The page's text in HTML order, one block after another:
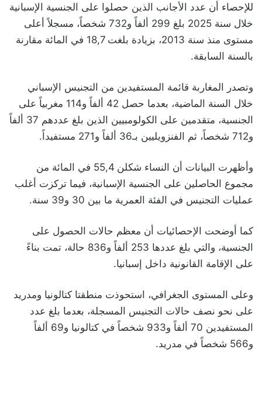
للإحصاء أن عدد الأجانب الذين حصلوا على الجنسية الإسبانية
خلال سنة 2025 بلغ 299 ألفاً و732 شخصاً، مسجلاً أعلى
مستوى منذ سنة 2013، بزيادة بلغت 18,7 في المائة مقارنة
بالسنة السابقة.
وتصدر المغاربة قائمة المستفيدين من التجنيس الإسباني
خلال السنة الماضية، بعدما حصل 42 ألفاً و114 مغربياً على
الجنسية، متقدمين على الكولومبيين الذين بلغ عددهم 37 ألفاً
و712 شخصاً، ثم الفنزويليين بـ36 ألفاً و271 مستفيداً.
وأظهرت البيانات أن النساء شكلن 55,4 في المائة من
مجموع الحاصلين على الجنسية الإسبانية، فيما تركزت أغلب
عمليات التجنيس في الفئة العمرية ما بين 30 و39 سنة.
كما أوضحت الإحصائيات أن معظم حالات الحصول على
الجنسية، والتي بلغ عددها 253 ألفاً و836 حالة، تمت بناءً
على الإقامة القانونية داخل إسبانيا.
وعلى المستوى الجغرافي، استحوذت منطقتا كتالونيا ومدريد
على نحو نصف حالات التجنيس المسجلة، بعدما بلغ عدد
المستفيدين 70 ألفاً و933 شخصاً في كتالونيا و69 ألفاً
و566 شخصاً في مدريد.